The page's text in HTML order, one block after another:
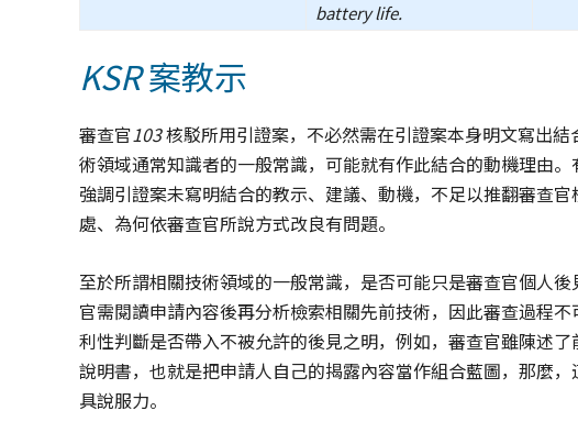
battery life.
KSR案教示
審查官103核駁所用引證案，不必然需在引證案本身明文寫出結
術領域通常知識者的一般常識，可能就有作此結合的動機理由
強調引證案未寫明結合的教示、建議、動機，不足以推翻審查
處、為何依審查官所說方式改良有問題。
至於所謂相關技術領域的一般常識，是否可能只是審查官個人
官需閱讀申請內容後再分析檢索相關先前技術，因此審查過程
利性判斷是否帶入不被允許的後見之明，例如，審查官雖陳述
說明書，也就是把申請人自己的揭露內容當作組合藍圖，那麼
具說服力。